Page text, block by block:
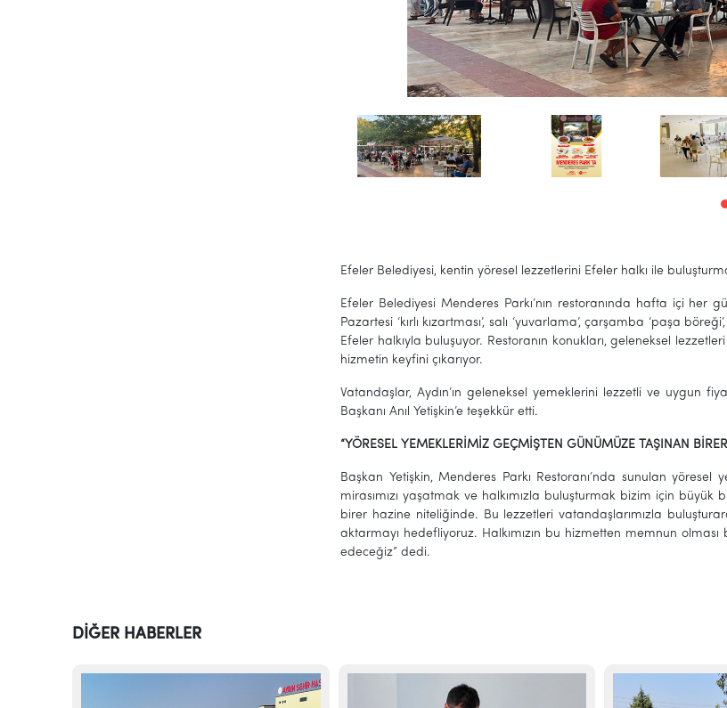
Efeler Belediyesi, kentin yöresel lezzetlerini Efeler halkı ile
Efeler Belediyesi Menderes Parkı’nın restoranında hafta içi her
Pazartesi ‘kırlı kızartması’, salı ‘yuvarlama’, çarşamba ‘paşa
Efeler halkıyla buluşuyor. Restoranın konukları, geleneksel
hizmetin keyfini çıkarıyor.
Vatandaşlar, Aydın’ın geleneksel yemeklerini lezzetli ve uygun
Başkanı Anıl Yetişkin’e teşekkür etti.
“YÖRESEL YEMEKLERİMİZ GEÇMİŞTEN GÜNÜMÜZE TAŞINAN
Başkan Yetişkin, Menderes Parkı Restoranı’nda sunulan
mirasımızı yaşatmak ve halkımızla buluşturmak bizim için
birer hazine niteliğinde. Bu lezzetleri vatandaşlarımızla
aktarmayı hedefliyoruz. Halkımızın bu hizmetten memnun
edeceğiz” dedi.
DİĞER HABERLER